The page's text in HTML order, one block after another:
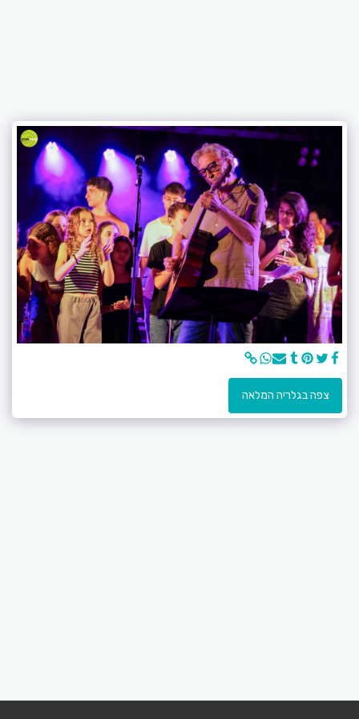
צפה בגלריה המלאה